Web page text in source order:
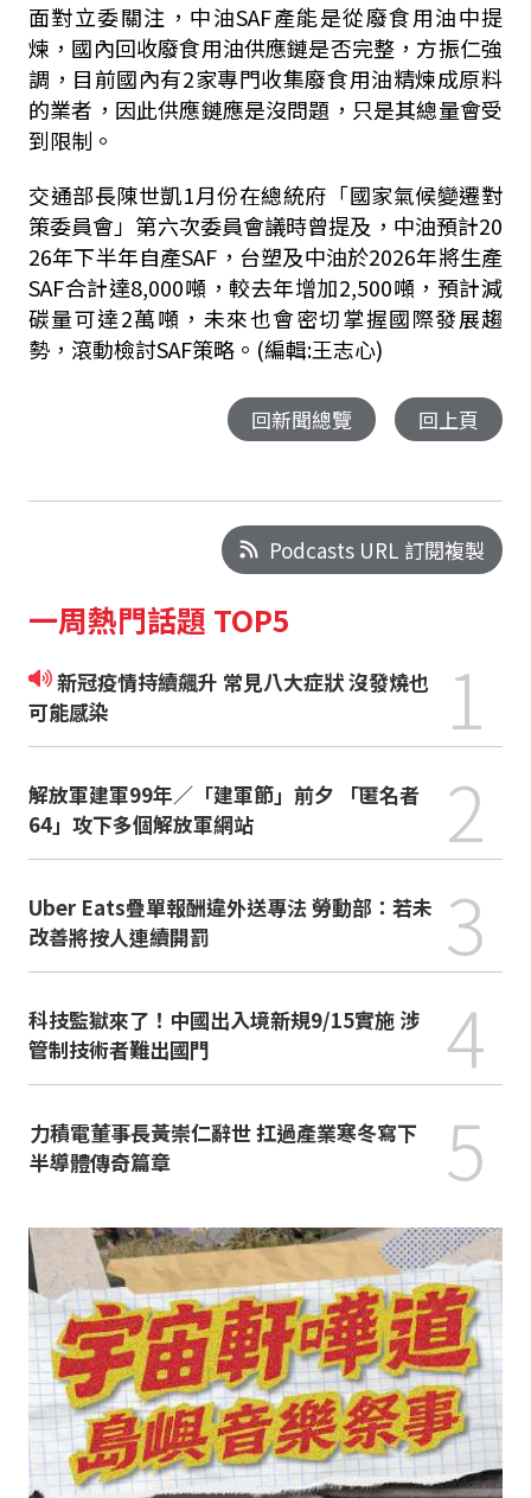
面對立委關注，中油SAF產能是從廢食用油中提
煉，國內回收廢食用油供應鏈是否完整，方振仁強
調，目前國內有2家專門收集廢食用油精煉成原料
的業者，因此供應鏈應是沒問題，只是其總量會受
到限制。
交通部長陳世凱1月份在總統府「國家氣候變遷對
策委員會」第六次委員會議時曾提及，中油預計20
26年下半年自產SAF，台塑及中油於2026年將生產
SAF合計達8,000噸，較去年增加2,500噸，預計減
碳量可達2萬噸，未來也會密切掌握國際發展趨
勢，滾動檢討SAF策略。(編輯:王志心)
回新聞總覽 回上頁
Podcasts URL 訂閱複製
一周熱門話題 TOP5
新冠疫情持續飆升 常見八大症狀 沒發燒也
可能感染
1
解放軍建軍99年／「建軍節」前夕 「匿名者
64」攻下多個解放軍網站
2
Uber Eats疊單報酬違外送專法 勞動部：若未
改善將按人連續開罰
3
科技監獄來了！中國出入境新規9/15實施 涉
管制技術者難出國門
4
力積電董事長黃崇仁辭世 扛過產業寒冬寫下
半導體傳奇篇章
5